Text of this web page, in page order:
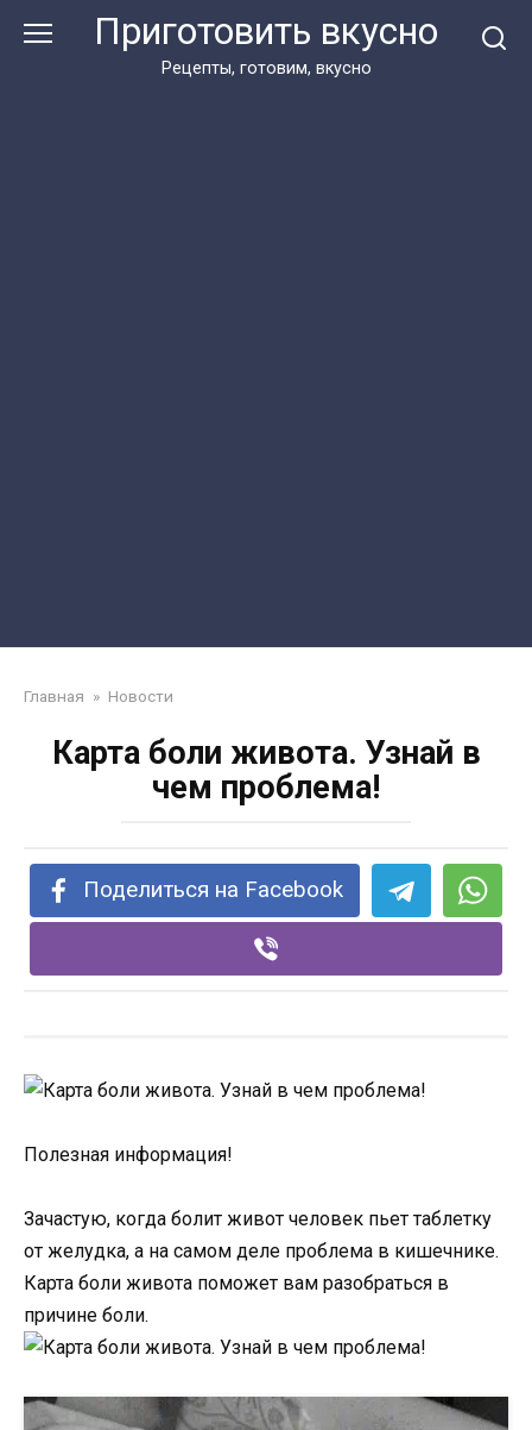
Приготовить вкусно
Рецепты, готовим, вкусно
Главная » Новости
Карта боли живота. Узнай в
чем проблема!
Поделиться на Facebook
Полезная информация!
Зачастую, когда болит живот человек пьет таблетку
от желудка, а на самом деле проблема в кишечнике.
Карта боли живота поможет вам разобраться в
причине боли.